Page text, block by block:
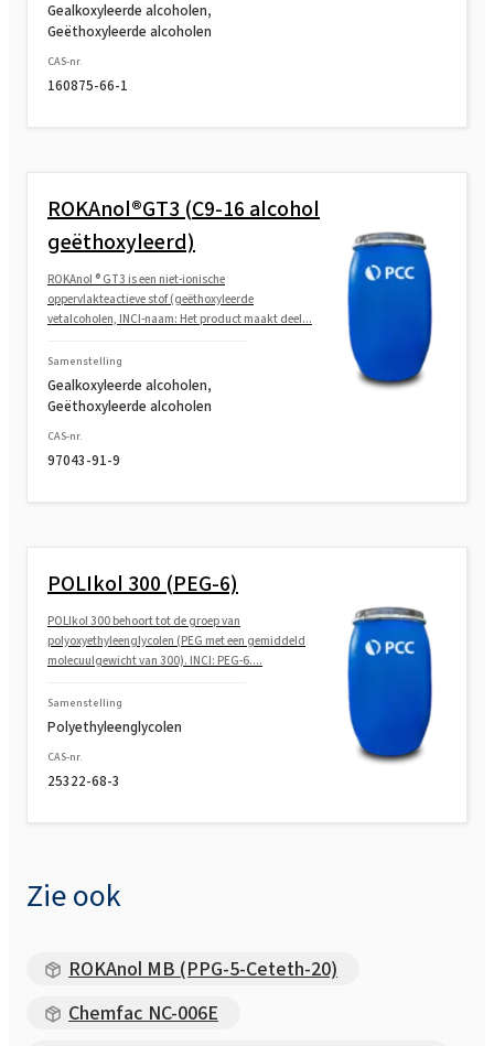
Gealkoxyleerde alcoholen,
Geëthoxyleerde alcoholen
CAS-nr.
160875-66-1
ROKAnol®GT3 (C9-16 alcohol
geëthoxyleerd)
ROKAnol ® GT3 is een niet-ionische
oppervlakteactieve stof (geëthoxyleerde
vetalcoholen, INCI-naam: Het product maakt deel...
Samenstelling
Gealkoxyleerde alcoholen,
Geëthoxyleerde alcoholen
CAS-nr.
97043-91-9
POLIkol 300 (PEG-6)
POLIkol 300 behoort tot de groep van
polyoxyethyleenglycolen (PEG met een gemiddeld
molecuulgewicht van 300). INCI: PEG-6....
Samenstelling
Polyethyleenglycolen
CAS-nr.
25322-68-3
Zie ook
ROKAnol MB (PPG-5-Ceteth-20)
Chemfac NC-006E